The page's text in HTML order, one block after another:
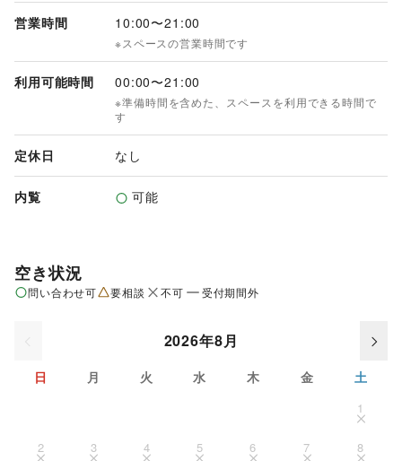
営業時間 10:00〜21:00
※スペースの営業時間です
利用可能時間 00:00〜21:00
※準備時間を含めた、スペースを利用できる時間で
す
定休日 なし
内覧 可能
空き状況
問い合わせ可 要相談 不可 受付期間外
2026年8月
日 月 火 水 木 金 土
1
2 3 4 5 6 7 8